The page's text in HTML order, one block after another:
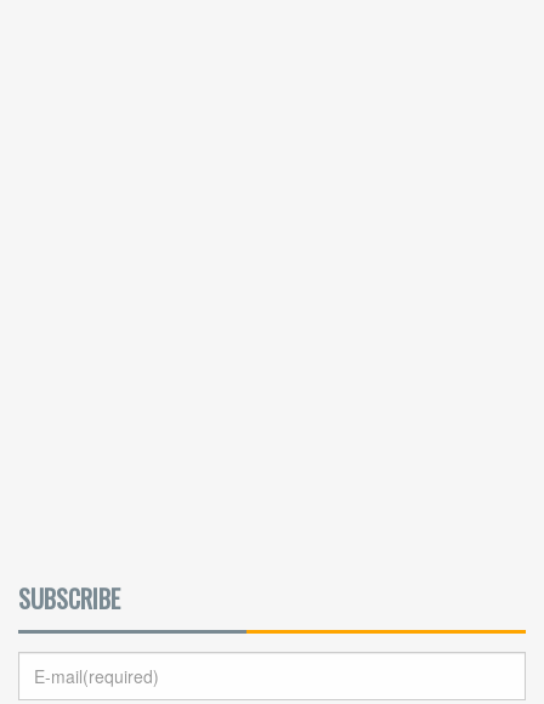
SUBSCRIBE